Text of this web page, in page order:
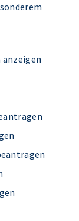
anzeigen